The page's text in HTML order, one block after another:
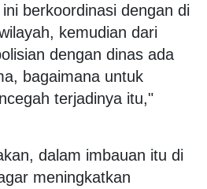
berkoordinasi dengan di
kemudian dari
dengan dinas ada
bagaimana untuk
terjadinya itu,"
dalam imbauan itu di
meningkatkan